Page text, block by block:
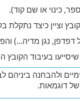
כינוי או שם קוד).
וציין כיצד נתקלת
נגן מדיה...)
בעיבוד הקובץ
ולהבחנה
דוגמאות.